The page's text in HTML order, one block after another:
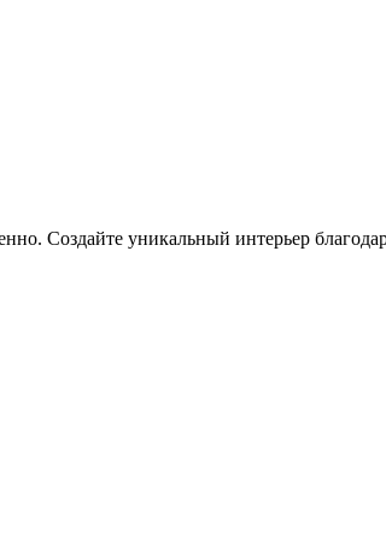
Создайте уникальный интерьер